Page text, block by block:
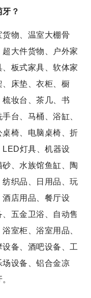
牙 ？
物、温室大棚骨
大件货物、户外家
板式家具、软体家
床垫、衣柜、橱
妆台、茶几、书
台、马桶、浴缸、
椅、电脑桌椅、折
灯具、机器设
、水族馆鱼缸、陶
织品、日用品、玩
店用品、餐厅设
五金卫浴、自动售
室柜、浴室用品、
备、酒吧设备、工
设备、铝合金凉